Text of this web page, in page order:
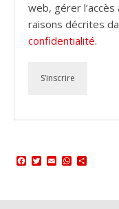
web, gérer
raisons décrites
confidentialité.
S’inscrire
Facebook
Twitter
EmailWhatsApp